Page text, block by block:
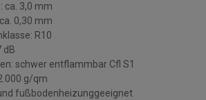
ca. 3,0 mm
0,30 mm
R10
dB
schwer entflammbar Cfl S1
g/qm
fußbodenheizunggeeignet